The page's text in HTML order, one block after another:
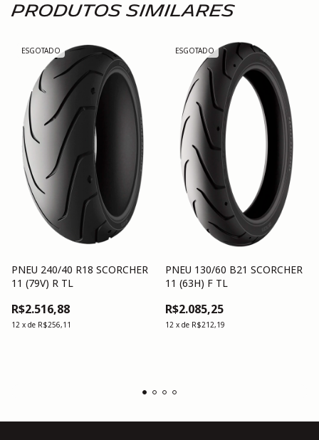
Produtos similares
ESGOTADO
PNEU 240/40 R18 SCORCHER
11 (79V) R TL
R$2.516,88
12 x de R$256,11
ESGOTADO
PNEU 130/60 B21 SCORCHER
11 (63H) F TL
R$2.085,25
12 x de R$212,19